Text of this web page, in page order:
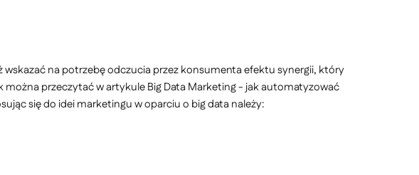
na potrzebę odczucia przez konsumenta efektu synergii, który
przeczytać w artykule Big Data Marketing - jak automatyzować
się do idei marketingu w oparciu o big data należy: